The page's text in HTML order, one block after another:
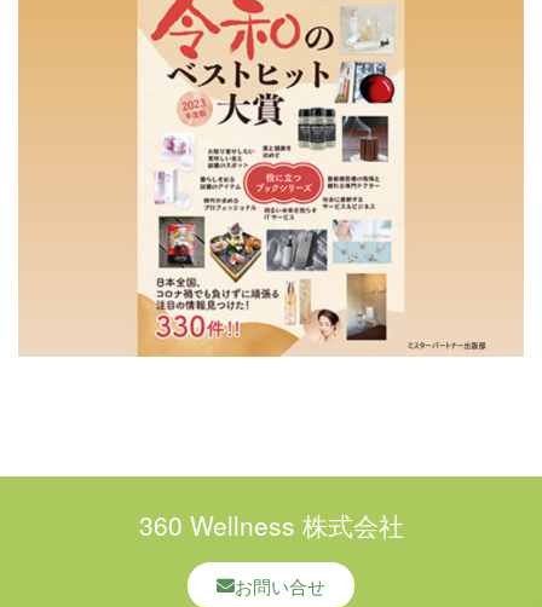
360 Wellness 株式会社
お問い合せ